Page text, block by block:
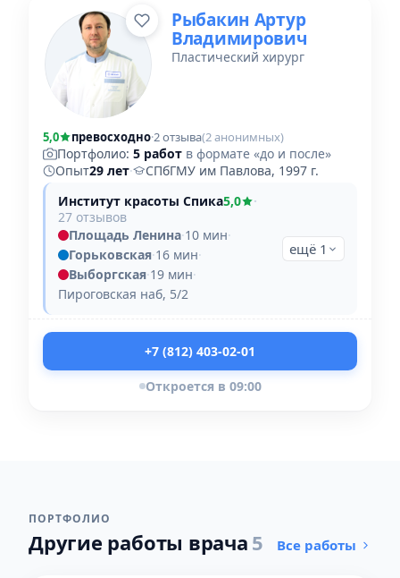
Рыбакин Артур
Владимирович
Пластический хирург
5,0 превосходно·2 отзыва(2 анонимных)
Портфолио: 5 работ в формате «до и после»
Опыт29 лет·
СПбГМУ им Павлова, 1997 г.
Институт красоты Спика5,0
·
27 отзывов
Площадь Ленина·10 мин·
Горьковская·16 мин·
Выборгская·19 мин·
Пироговская наб, 5/2
ещё 1
+7 (812) 403-02-01
Откроется в 09:00
ПОРТФОЛИО
Другие работы врача 5 Все работы